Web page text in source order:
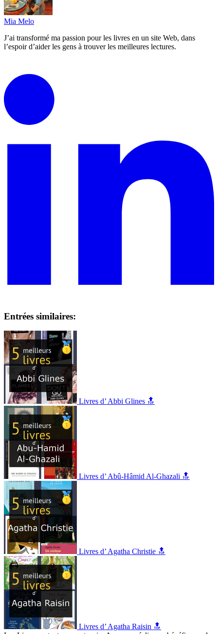
Mia Melo
J’ai transformé ma passion pour les livres en un site Web, dans
l’espoir d’aider les gens à trouver les meilleures lectures.
Entrées similaires:
Livres d’ Abbi Glines 🔝
Livres d’ Abû-Hâmid Al-Ghazali 🔝
Livres d’ Agatha Christie 🔝
Livres d’ Agatha Raisin 🔝